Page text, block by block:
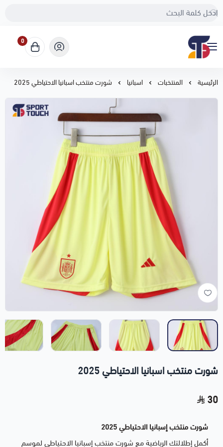
Sport Touch
0
الرئيسية المنتخبات اسبانيا شورت منتخب اسبانيا الاحتياطي 2025
شورت منتخب اسبانيا الاحتياطي 2025
30
شورت منتخب إسبانيا الاحتياطي 2025
أكمل إطلالتك الرياضية مع شورت منتخب إسبانيا الاحتياطي لموسم